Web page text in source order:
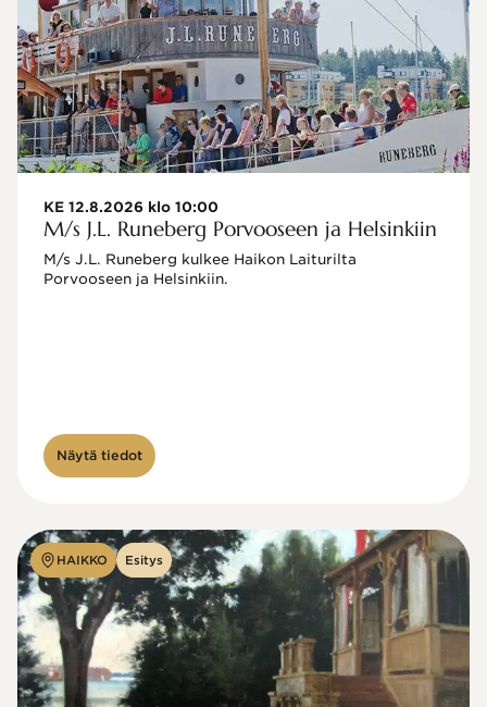
KE 12.8.2026 klo 10:00
M/s J.L. Runeberg Porvooseen ja Helsinkiin
M/s J.L. Runeberg kulkee Haikon Laiturilta
Porvooseen ja Helsinkiin.
Näytä tiedot
HAIKKO Esitys